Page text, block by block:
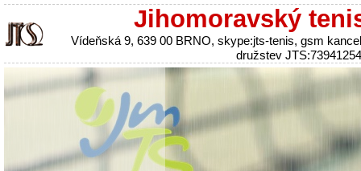
Jihomoravský
Vídeňská 9, 639 00 BRNO, skype:jts-tenis, gsm
družstev